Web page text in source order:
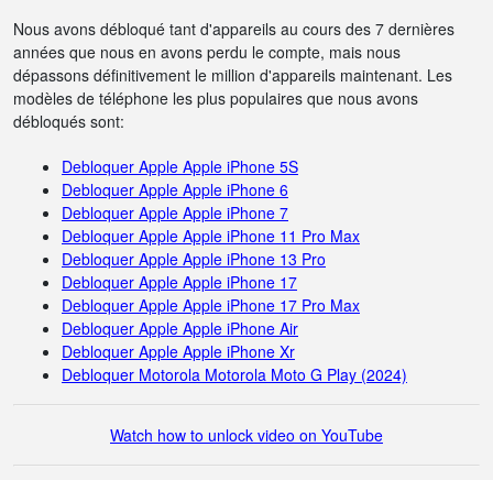
Nous avons débloqué tant d'appareils au cours des 7 dernières
années que nous en avons perdu le compte, mais nous
dépassons définitivement le million d'appareils maintenant. Les
modèles de téléphone les plus populaires que nous avons
débloqués sont:
Debloquer Apple Apple iPhone 5S
Debloquer Apple Apple iPhone 6
Debloquer Apple Apple iPhone 7
Debloquer Apple Apple iPhone 11 Pro Max
Debloquer Apple Apple iPhone 13 Pro
Debloquer Apple Apple iPhone 17
Debloquer Apple Apple iPhone 17 Pro Max
Debloquer Apple Apple iPhone Air
Debloquer Apple Apple iPhone Xr
Debloquer Motorola Motorola Moto G Play (2024)
Watch how to unlock video on YouTube